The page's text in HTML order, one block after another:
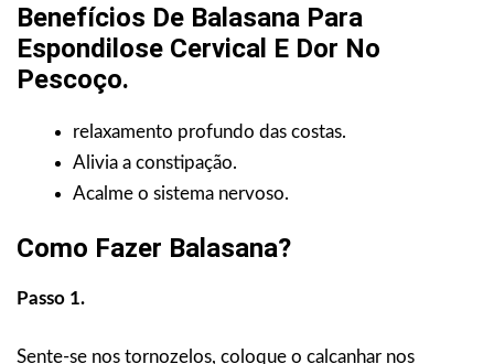
Benefícios De Balasana Para
Espondilose Cervical E Dor No
Pescoço.
relaxamento profundo das costas.
Alivia a constipação.
Acalme o sistema nervoso.
Como Fazer Balasana?
Passo 1.
Sente-se nos tornozelos, coloque o calcanhar nos